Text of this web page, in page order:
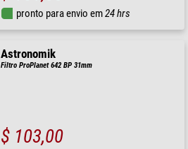
pronto para envio em24 hrs
Astronomik
Filtro ProPlanet 642 BP 31mm
$ 103,00